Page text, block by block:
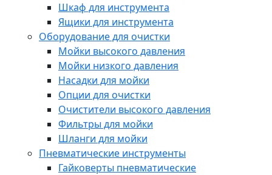
Шкаф для инструмента
Ящики для инструмента
Оборудование для очистки
Мойки высокого давления
Мойки низкого давления
Насадки для мойки
Опции для очистки
Очистители высокого давления
Фильтры для мойки
Шланги для мойки
Пневматические инструменты
Гайковерты пневматические